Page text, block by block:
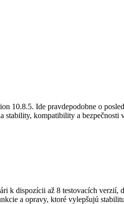
10.8.5. Ide pravdepodobne o
kompatibility a
k dispozícii až 8 testovacích
a opravy, ktoré vylepšujú